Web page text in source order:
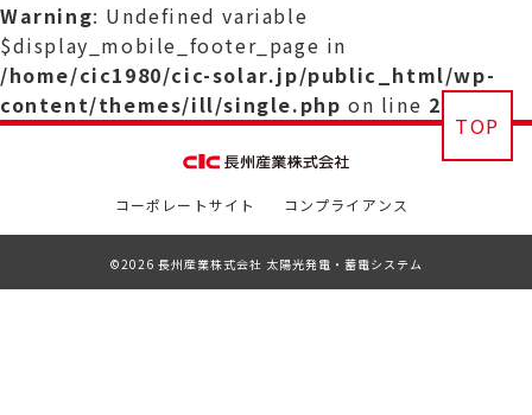
Warning: Undefined variable
$display_mobile_footer_page in
/home/cic1980/cic-solar.jp/public_html/wp-
content/themes/ill/single.php on line 29
TOP
コーポレートサイト コンプライアンス
©2026 長州産業株式会社 太陽光発電・蓄電システム